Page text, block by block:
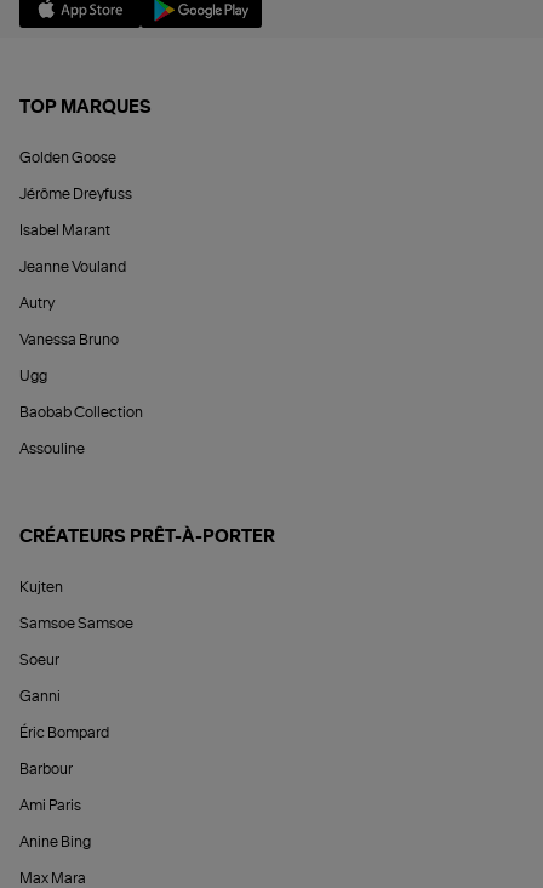
TOP MARQUES
Golden Goose
Jérôme Dreyfuss
Isabel Marant
Jeanne Vouland
Autry
Vanessa Bruno
Ugg
Baobab Collection
Assouline
CRÉATEURS PRÊT-À-PORTER
Kujten
Samsoe Samsoe
Soeur
Ganni
Éric Bompard
Barbour
Ami Paris
Anine Bing
Max Mara